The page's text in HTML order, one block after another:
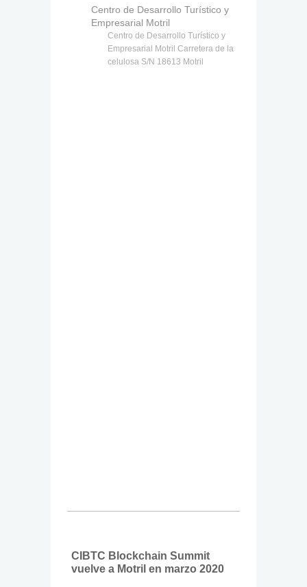
Centro de Desarrollo Turístico y
Empresarial Motril
Centro de Desarrollo Turístico y
Empresarial Motril Carretera de la
celulosa S/N 18613 Motril
CIBTC Blockchain Summit
vuelve a Motril en marzo 2020